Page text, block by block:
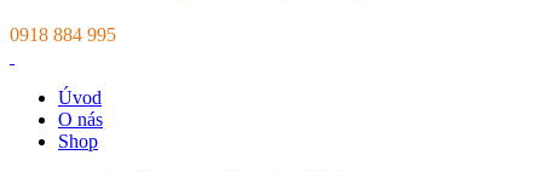
0918 884 995
Úvod
O nás
Shop